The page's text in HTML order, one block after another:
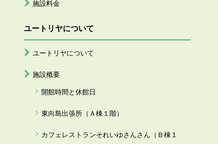
施設料金
ユートリヤについて
ユートリヤについて
施設概要
開館時間と休館日
東向島出張所（Ａ棟１階）
カフェレストランそれいゆさんさん（Ｂ棟１